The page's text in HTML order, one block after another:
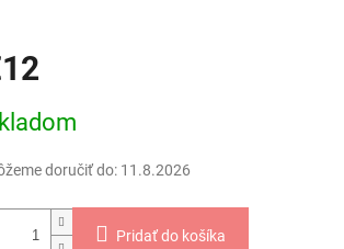
doručiť do: 11.8.2026
Pridať do košíka